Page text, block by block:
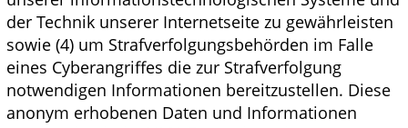
der Technik unserer Internetseite zu gewährleisten
sowie (4) um Strafverfolgungsbehörden im Falle
eines Cyberangriffes die zur Strafverfolgung
notwendigen Informationen bereitzustellen. Diese
anonym erhobenen Daten und Informationen